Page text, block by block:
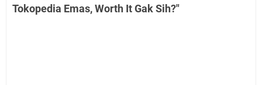
Tokopedia Emas, Worth It Gak Sih?"